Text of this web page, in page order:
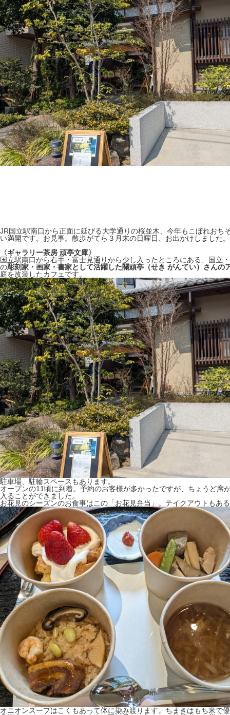
JR国立駅南口から正面に延びる大学通りの桜並木、今年もこぼれおち
い満開です。お見事。散歩がてら３月末の日曜日、お出かけしました。
〈ギャラリー茶房 頑亭文庫〉
国立駅南口から右手・富士見通りから少し入ったところにある、国立
の彫刻家・画家・書家として活躍した關頑亭（せき がんてい）さんの
庭を改装したカフェです。
駐車場、駐輪スペースもあります。
オープンの11頃に到着。予約のお客様が多かったですが、ちょうど席
入ることができました。
お花見のシーズンのお食事はこの「お花見弁当」。テイクアウトもあ
オニオンスープはこくもあって体に染み渡ります。ちまきはもち米で